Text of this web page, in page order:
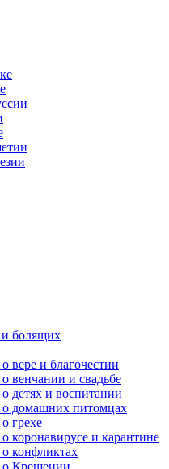
болящих
вере и благочестии
венчании и свадьбе
детях и воспитании
домашних питомцах
грехе
коронавирусе и карантине
конфликтах